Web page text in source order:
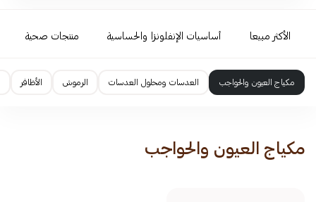
الأكثر مبيعا أساسيات الإنفلونزا والحساسية منتجات صحية
مكياج العيون والحواجب العدسات ومحلول العدسات الرموش الأظافر
مكياج العيون والحواجب